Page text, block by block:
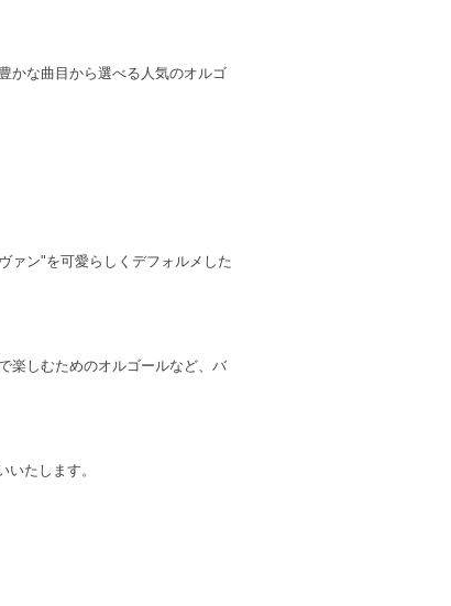
かな曲目から選べる人気のオルゴ
ァン"を可愛らしくデフォルメした
楽しむためのオルゴールなど、バ
たします。